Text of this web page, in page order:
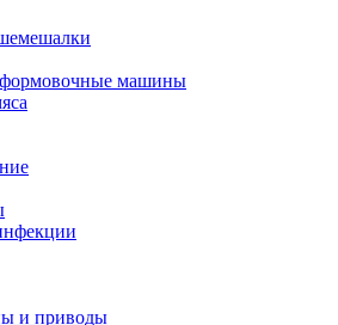
машины
и приводы